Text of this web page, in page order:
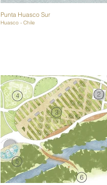
Punta Huasco Sur
Huasco - Chile